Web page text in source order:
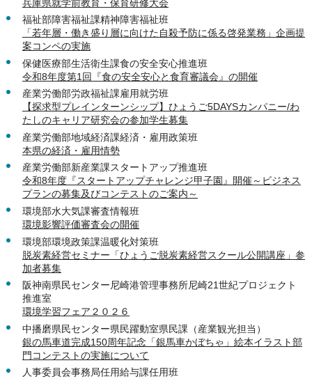
兵庫県就学前教育・保育研修大会
福祉部障害福祉課精神障害福祉班
「若年層・働き盛り層に向けた自殺予防に係る啓発業務」企画提
案コンペの実施
保健医療部生活衛生課食の安全安心推進班
令和8年度第1回『食の安全安心と食育審議会』の開催
産業労働部労政福祉課雇用就労班
【探求型プレインターンシップ】ひょうご5DAYSカンパニー/わ
たしのキャリア研究会の参加学生募集
産業労働部地域経済課経済・雇用政策班
本県の経済・雇用情勢
産業労働部新産業課スタートアップ推進班
令和8年度『スタートアップチャレンジ甲子園』開催～ビジネス
プランの募集及びコンテストのご案内～
環境部水大気課審査情報班
環境影響評価審査会の開催
環境部環境政策課温暖化対策班
脱炭素経営セミナー「ひょうご脱炭素経営スクール公開講座」参
加者募集
阪神南県民センター尼崎港管理事務所尼崎21世紀プロジェクト
推進室
環境学習フェア２０２６
中播磨県民センター県民躍動室県民課（産業観光担当）
銀の馬車道完成150周年記念「銀馬車かぼちゃ」絵本イラスト部
門コンテストの実施について
人事委員会事務局任用給与課任用班